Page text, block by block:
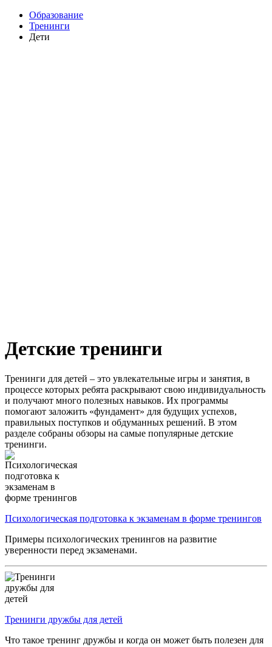
Образование
Тренинги
Дети
Детские тренинги
Тренинги для детей – это увлекательные игры и занятия, в
процессе которых ребята раскрывают свою индивидуальность
и получают много полезных навыков. Их программы
помогают заложить «фундамент» для будущих успехов,
правильных поступков и обдуманных решений. В этом
разделе собраны обзоры на самые популярные детские
тренинги.
Психологическая подготовка к экзаменам в форме тренингов
Примеры психологических тренингов на развитие
уверенности перед экзаменами.
Тренинги дружбы для детей
Что такое тренинг дружбы и когда он может быть полезен для